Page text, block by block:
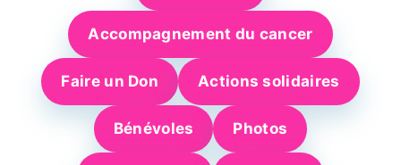
Accompagnement du cancer
Faire un Don Actions solidaires
Bénévoles Photos